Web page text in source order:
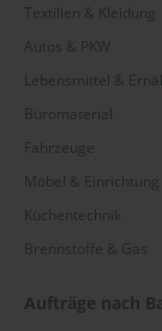
Textilien & Kleidung
Autos & PKW
Lebensmittel &
Büromaterial
Fahrzeuge
Möbel & Einrichtung
Küchentechnik
Brennstoffe & Gas
Aufträge nach